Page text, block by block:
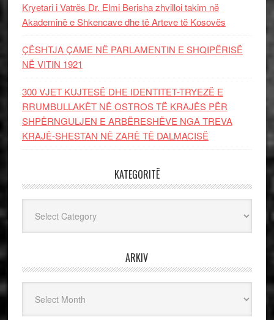
Kryetari i Vatrës Dr. Elmi Berisha zhvilloi takim në
Akademinë e Shkencave dhe të Arteve të Kosovës
ÇËSHTJA ÇAME NË PARLAMENTIN E SHQIPËRISË
NË VITIN 1921
300 VJET KUJTESË DHE IDENTITET-TRYEZË E
RRUMBULLAKËT NË OSTROS TË KRAJËS PËR
SHPËRNGULJEN E ARBËRESHËVE NGA TREVA
KRAJË-SHESTAN NË ZARË TË DALMACISË
KATEGORITË
ARKIV